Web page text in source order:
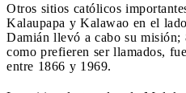
Otros sitios católicos
Kalaupapa y Kalawao en el
Damián llevó a cabo su misión;
como prefieren ser llamados,
entre 1866 y 1969.